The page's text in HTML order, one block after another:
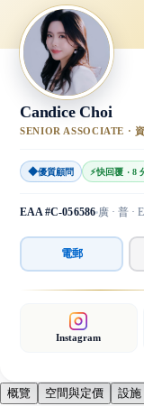
Candice Choi
SENIOR ASSOCIATE ·
◆優質顧問 ⚡快回覆 · 8
EAA #C-056586 廣 · 普 ·
電郵
Instagram
概覽 空間與定價 設施